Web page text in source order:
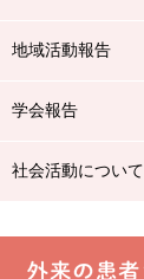
地域活動報告
学会報告
社会活動について